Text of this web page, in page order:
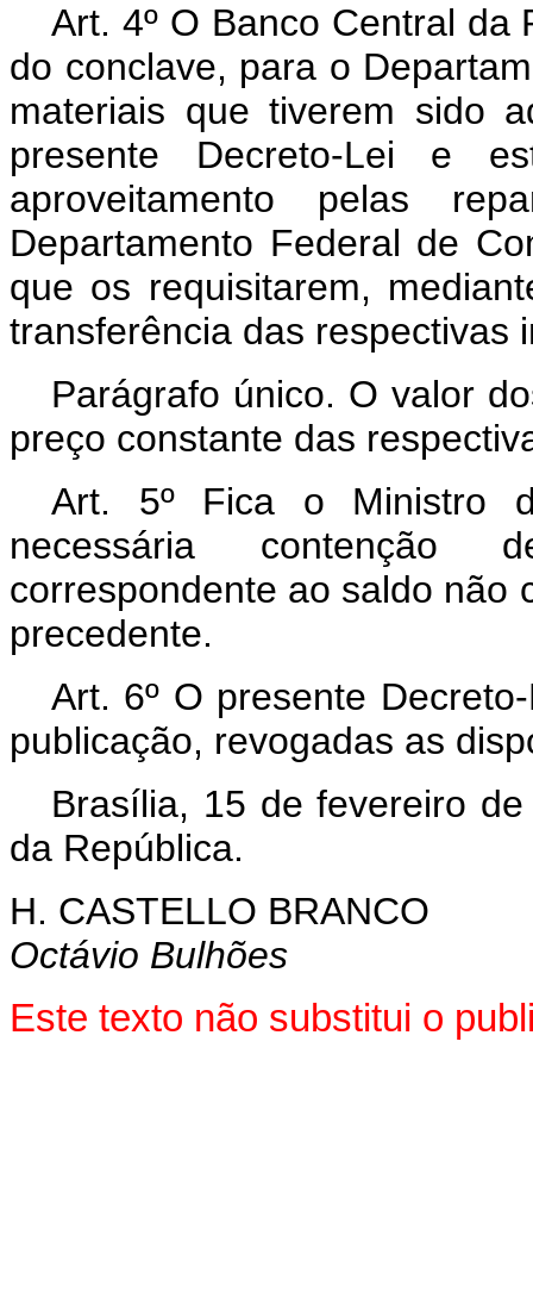
Art. 4º O Banco Central
do conclave, para o
materiais que tiverem sido
presente Decreto-Lei e
aproveitamento pelas
Departamento Federal de
que os requisitarem,
transferência das respectivas
Parágrafo único. O valor
preço constante das
Art. 5º Fica o Ministro
necessária contenção
correspondente ao saldo não
precedente.
Art. 6º O presente
publicação, revogadas as
Brasília, 15 de fevereiro
da República.
H. CASTELLO BRANCO
Octávio Bulhões
Este texto não substitui o